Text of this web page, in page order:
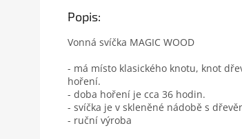
Popis:
Vonná svíčka MAGIC WOOD
- má místo klasického knotu, knot
hoření.
- doba hoření je cca 36 hodin.
- svíčka je v skleněné nádobě s
- ruční výroba